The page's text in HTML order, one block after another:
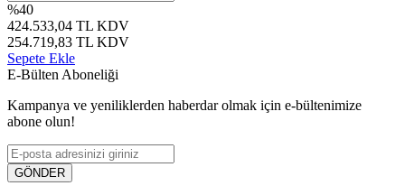
%40
424.533,04 TL KDV
254.719,83 TL KDV
Sepete Ekle
E-Bülten Aboneliği
Kampanya ve yeniliklerden haberdar olmak için e-bültenimize
abone olun!
GÖNDER